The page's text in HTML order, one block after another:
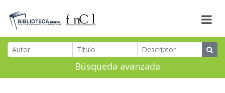
Búsqueda avanzada